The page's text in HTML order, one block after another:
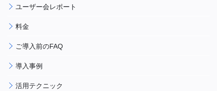
ユーザー会レポート
料金
ご導入前のFAQ
導入事例
活用テクニック